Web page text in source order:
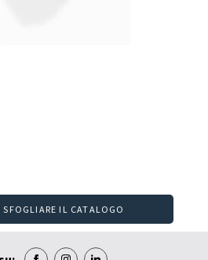
IL CATALOGO